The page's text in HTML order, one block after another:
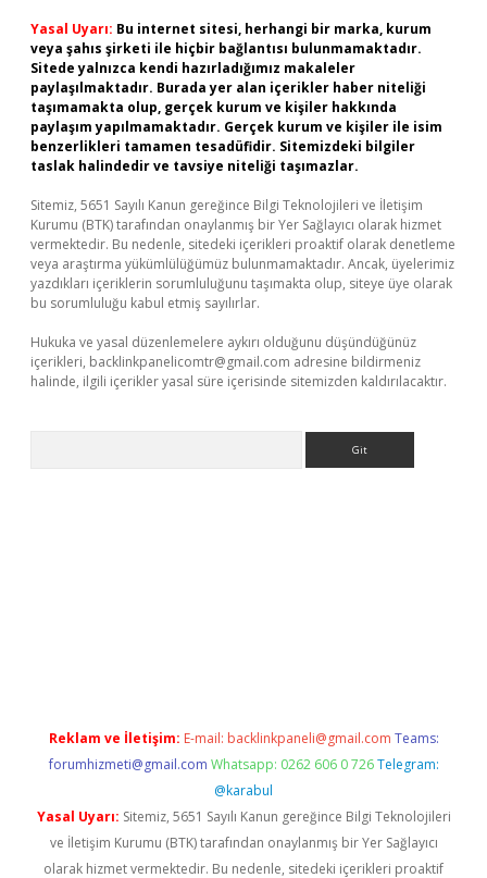
Yasal Uyarı: Bu internet sitesi, herhangi bir marka, kurum
veya şahıs şirketi ile hiçbir bağlantısı bulunmamaktadır.
Sitede yalnızca kendi hazırladığımız makaleler
paylaşılmaktadır. Burada yer alan içerikler haber niteliği
taşımamakta olup, gerçek kurum ve kişiler hakkında
paylaşım yapılmamaktadır. Gerçek kurum ve kişiler ile isim
benzerlikleri tamamen tesadüfidir. Sitemizdeki bilgiler
taslak halindedir ve tavsiye niteliği taşımazlar.
Sitemiz, 5651 Sayılı Kanun gereğince Bilgi Teknolojileri ve İletişim
Kurumu (BTK) tarafından onaylanmış bir Yer Sağlayıcı olarak hizmet
vermektedir. Bu nedenle, sitedeki içerikleri proaktif olarak denetleme
veya araştırma yükümlülüğümüz bulunmamaktadır. Ancak, üyelerimiz
yazdıkları içeriklerin sorumluluğunu taşımakta olup, siteye üye olarak
bu sorumluluğu kabul etmiş sayılırlar.
Hukuka ve yasal düzenlemelere aykırı olduğunu düşündüğünüz
içerikleri, backlinkpanelicomtr@gmail.com adresine bildirmeniz
halinde, ilgili içerikler yasal süre içerisinde sitemizden kaldırılacaktır.
Reklam ve İletişim: E-mail: backlinkpaneli@gmail.com Teams:
forumhizmeti@gmail.com Whatsapp: 0262 606 0 726 Telegram:
@karabul
Yasal Uyarı: Sitemiz, 5651 Sayılı Kanun gereğince Bilgi Teknolojileri
ve İletişim Kurumu (BTK) tarafından onaylanmış bir Yer Sağlayıcı
olarak hizmet vermektedir. Bu nedenle, sitedeki içerikleri proaktif